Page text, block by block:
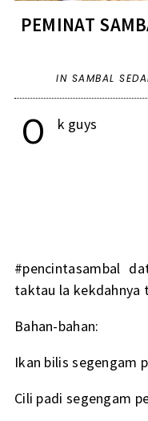
PEMINAT
IN SAMBAL
O k guys
#pencintasambal
taktau la kekdahnya
Bahan-bahan:
Ikan bilis segengam
Cili padi segengam